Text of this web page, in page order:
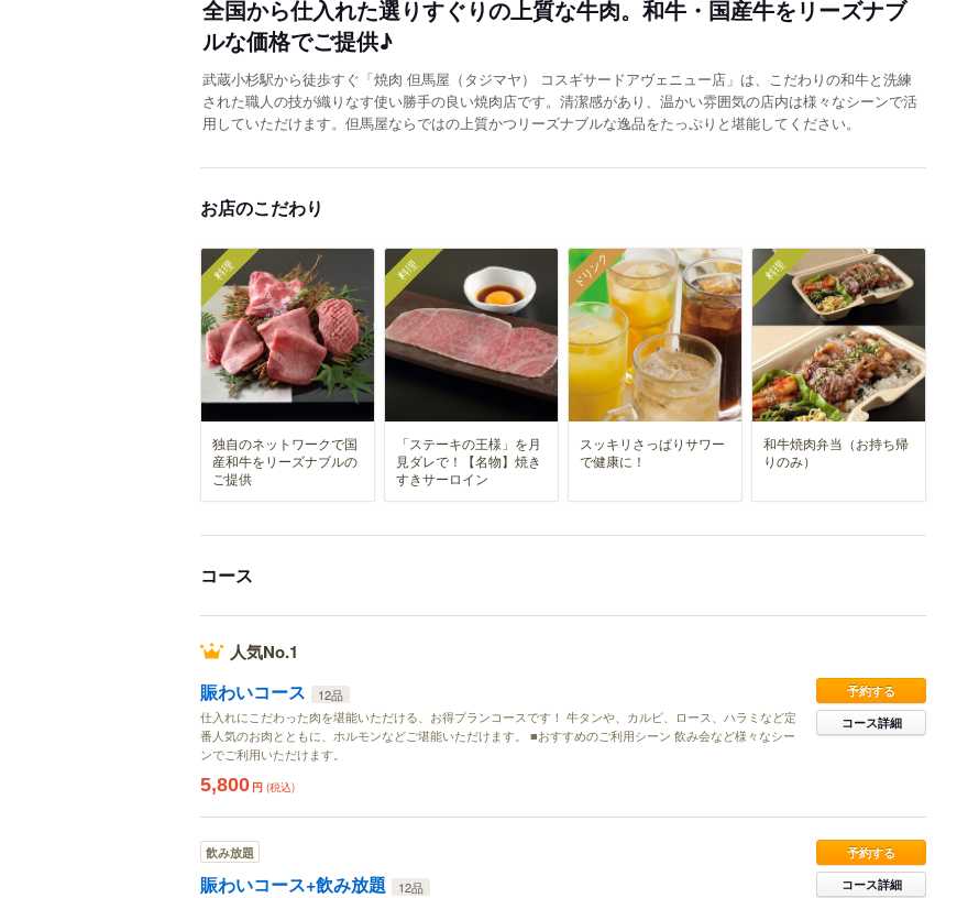
全国から仕入れた選りすぐりの上質な牛肉。和牛・国産牛をリーズナブ
ルな価格でご提供♪
武蔵小杉駅から徒歩すぐ「焼肉 但馬屋（タジマヤ） コスギサードアヴェニュー店」は、こだわりの和牛と洗練
された職人の技が織りなす使い勝手の良い焼肉店です。清潔感があり、温かい雰囲気の店内は様々なシーンで活
用していただけます。但馬屋ならではの上質かつリーズナブルな逸品をたっぷりと堪能してください。
お店のこだわり
料理
独自のネットワークで国
産和牛をリーズナブルの
ご提供
料理
「ステーキの王様」を月
見ダレで！【名物】焼き
すきサーロイン
ドリンク
スッキリさっぱりサワー
で健康に！
料理
和牛焼肉弁当（お持ち帰
りのみ）
コース
人気No.1
賑わいコース
12品
仕入れにこだわった肉を堪能いただける、お得プランコースです！ 牛タンや、カルビ、ロース、ハラミなど定
番人気のお肉とともに、ホルモンなどご堪能いただけます。 ■おすすめのご利用シーン 飲み会など様々なシー
ンでご利用いただけます。
予約する
コース詳細
5,800 円 (税込)
飲み放題
賑わいコース+飲み放題
12品
予約する
コース詳細